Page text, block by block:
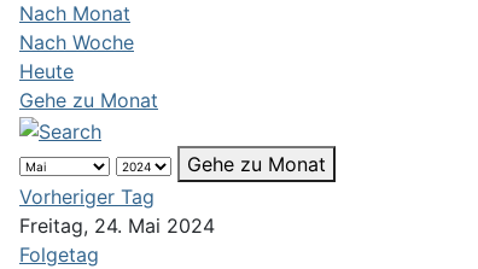
Nach Monat
Nach Woche
Heute
Gehe zu Monat
Gehe zu Monat
Vorheriger Tag
Freitag, 24. Mai 2024
Folgetag